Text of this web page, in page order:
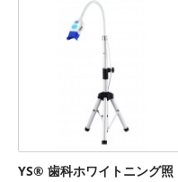
YS® 歯科ホワイトニング照